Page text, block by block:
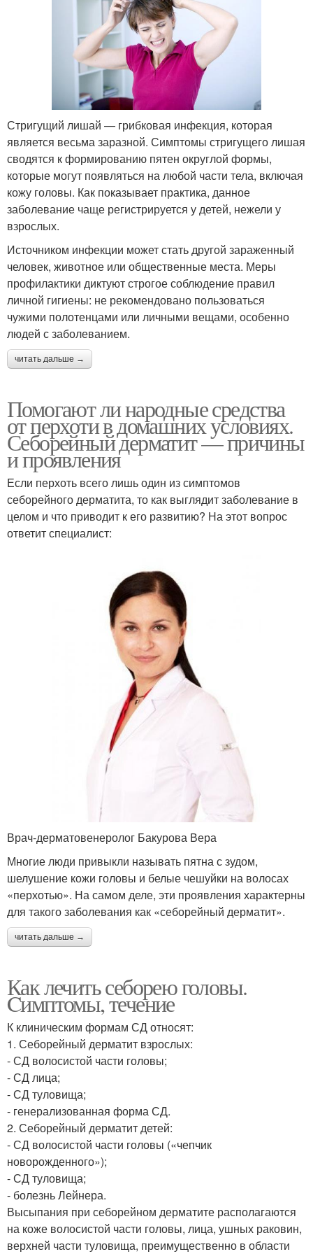
Стригущий лишай — грибковая инфекция, которая
является весьма заразной. Симптомы стригущего лишая
сводятся к формированию пятен округлой формы,
которые могут появляться на любой части тела, включая
кожу головы. Как показывает практика, данное
заболевание чаще регистрируется у детей, нежели у
взрослых.
Источником инфекции может стать другой зараженный
человек, животное или общественные места. Меры
профилактики диктуют строгое соблюдение правил
личной гигиены: не рекомендовано пользоваться
чужими полотенцами или личными вещами, особенно
людей с заболеванием.
читать дальше →
Помогают ли народные средства
от перхоти в домашних условиях.
Себорейный дерматит — причины
и проявления
Если перхоть всего лишь один из симптомов
себорейного дерматита, то как выглядит заболевание в
целом и что приводит к его развитию? На этот вопрос
ответит специалист:
Врач-дерматовенеролог Бакурова Вера
Многие люди привыкли называть пятна с зудом,
шелушение кожи головы и белые чешуйки на волосах
«перхотью». На самом деле, эти проявления характерны
для такого заболевания как «себорейный дерматит».
читать дальше →
Как лечить себорею головы.
Cимптомы, течение
К клиническим формам СД относят:
1. Себорейный дерматит взрослых:
- СД волосистой части головы;
- СД лица;
- СД туловища;
- генерализованная форма СД.
2. Себорейный дерматит детей:
- СД волосистой части головы («чепчик
новорожденного»);
- СД туловища;
- болезнь Лейнера.
Высыпания при себорейном дерматите располагаются
на коже волосистой части головы, лица, ушных раковин,
верхней части туловища, преимущественно в области